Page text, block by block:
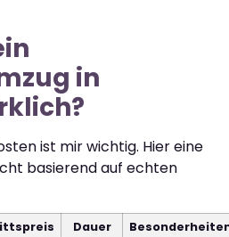
in
ist mir wichtig. Hier eine
basierend auf echten
Dauer